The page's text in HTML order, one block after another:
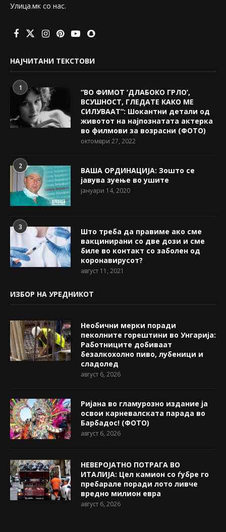
Улица.мк со нас.
НАЈЧИТАНИ ТЕКСТОВИ
1
“ВО ФИМОТ ‘ДЛАБОКО ГРЛО’,
ВСУШНОСТ, ГЛЕДАТЕ КАКО МЕ
СИЛУВААТ“: Шокантни детали од
животот на најпознатата актерка
во филмови за возрасни (ФОТО)
октомври 27, 2022
2
ВАША ОРДИНАЦИЈА: Зошто се
јавува зуење во ушите
јануари 14, 2020
3
Што треба да правиме ако сме
вакцинирани со две дози и сме
биле во контакт со заболен од
коронавирусот?
август 11, 2021
ИЗБОР НА УРЕДНИКОТ
Необични мерки поради
пеколните горештини во Унгарија:
Работниците добиваат
безалкохолно пиво, лубеници и
сладолед
август 6, 2026
Ријана во гламурозно издание ја
освои карневалската парада во
Барбадос! (ФОТО)
август 6, 2026
НЕВЕРОЈАТНО ПОТРАГА ВО
ИТАЛИЈА: Цел камион со ѓубре го
пребарале поради лото ливче
вредно милион евра
август 6, 2026